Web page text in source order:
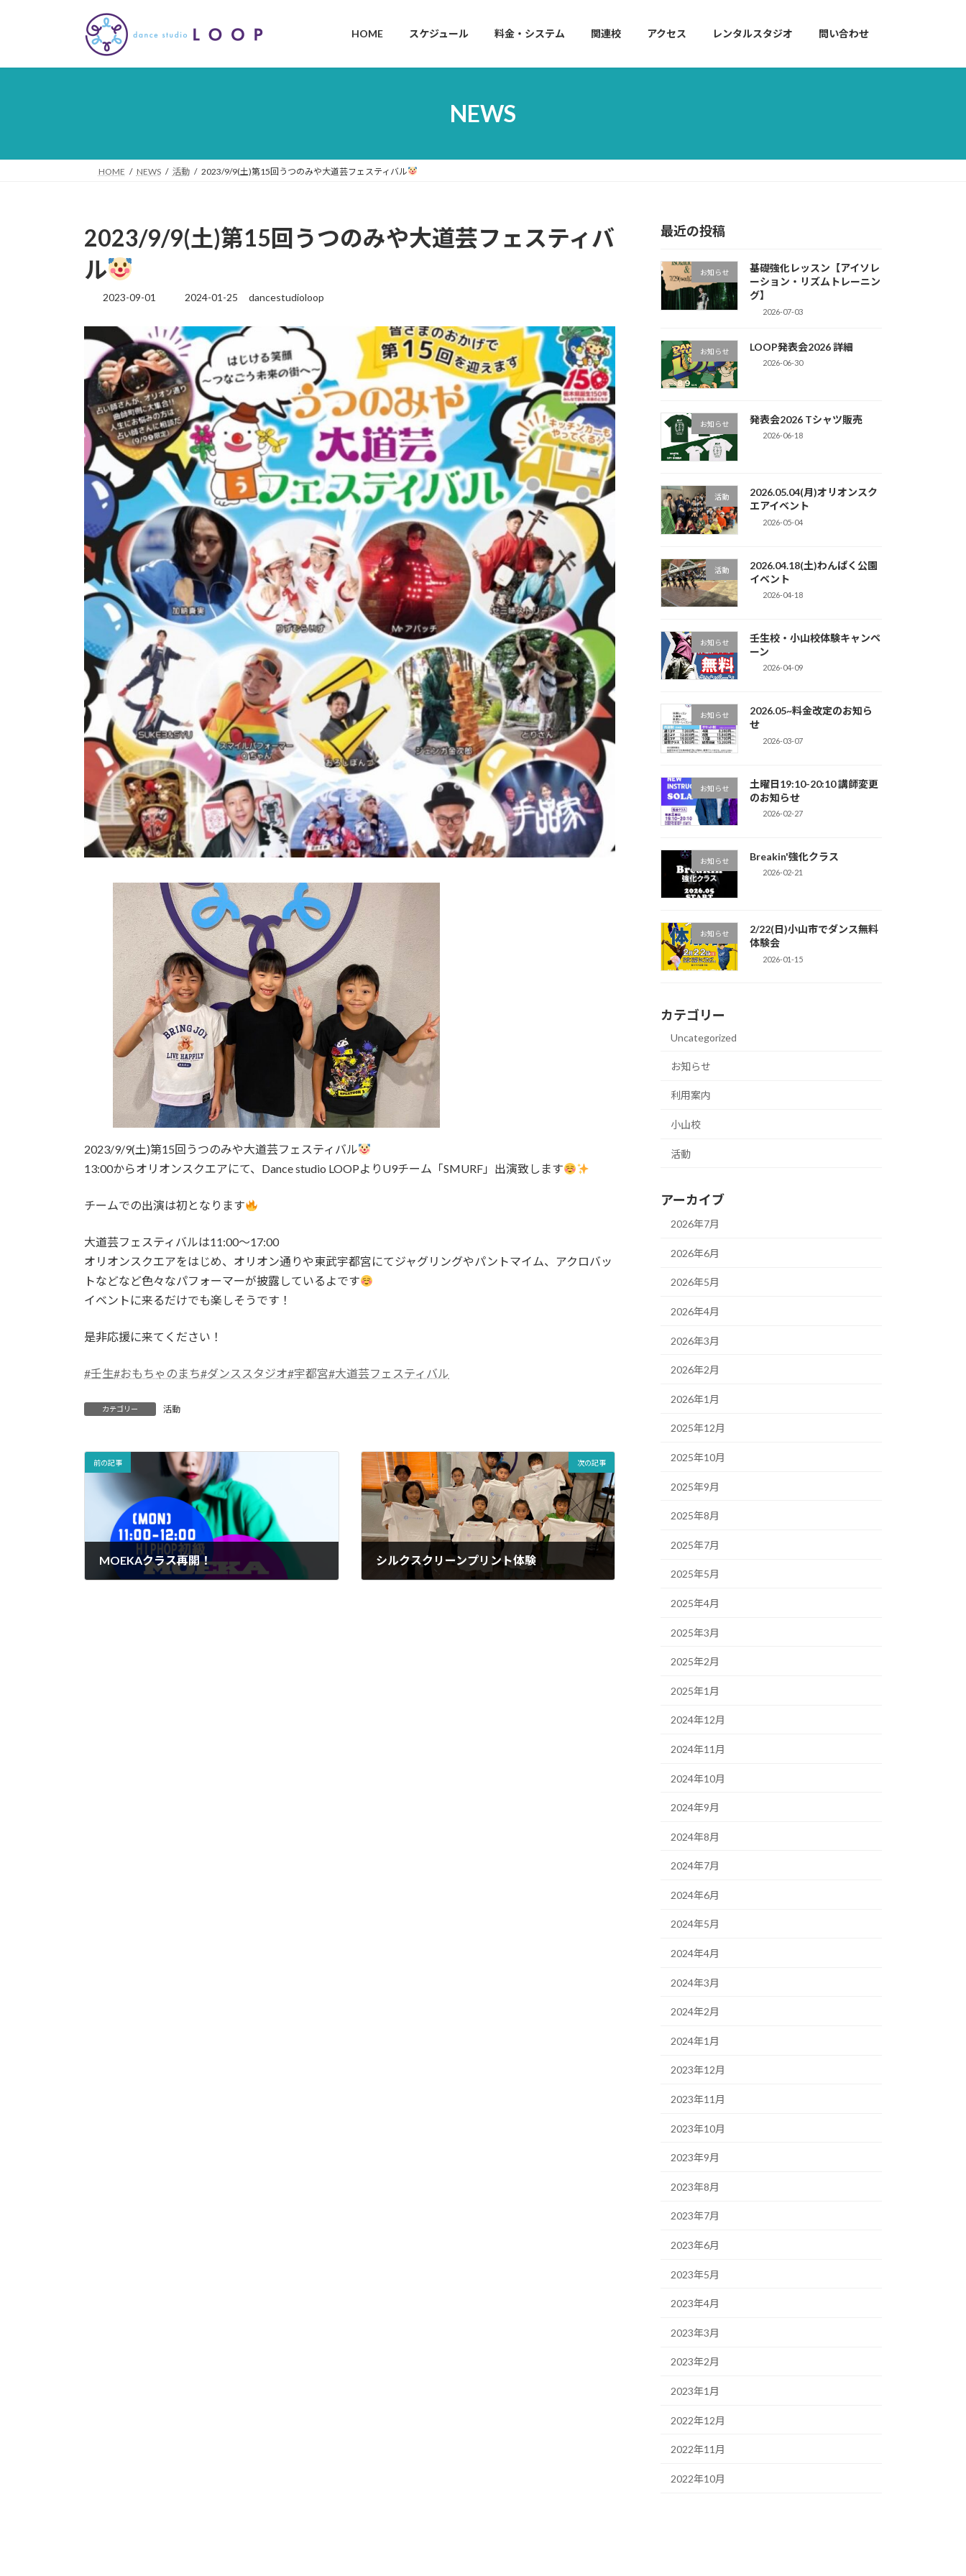
プ
動
HOME スケジュール 料金・システム 関連校 アクセス レンタルスタジオ 問い合わせ
NEWS
HOME NEWS 活動 2023/9/9(土)第15回うつのみや大道芸フェスティバル
2023/9/9(土)第15回うつのみや大道芸フェスティバ
ル
2023-09-01
最
更
新
日
時
:
2024-01-25 dancestudioloop
2023/9/9(土)第15回うつのみや大道芸フェスティバル
13:00からオリオンスクエアにて、Dance studio LOOPよりU9チーム「SMURF」出演致します
チームでの出演は初となります
大道芸フェスティバルは11:00〜17:00
オリオンスクエアをはじめ、オリオン通りや東武宇都宮にてジャグリングやパントマイム、アクロバッ
トなどなど色々なパフォーマーが披露しているよです
イベントに来るだけでも楽しそうです！
是非応援に来てください！
#壬生#おもちゃのまち#ダンススタジオ#宇都宮#大道芸フェスティバル
カテゴリー 活動
前の記事
MOEKAクラス再開！
次の記事
シルクスクリーンプリント体験
最近の投稿
お知らせ
基礎強化レッスン【アイソレ
ーション・リズムトレーニン
グ】
2026-07-03
お知らせ LOOP発表会2026 詳細
2026-06-30
お知らせ 発表会2026 Tシャツ販売
2026-06-18
活動
2026.05.04(月)オリオンスク
エアイベント
2026-05-04
活動
2026.04.18(土)わんぱく公園
イベント
2026-04-18
お知らせ
壬生校・小山校体験キャンペ
ーン
2026-04-09
お知らせ
2026.05~料金改定のお知ら
せ
2026-03-07
お知らせ
土曜日19:10-20:10 講師変更
のお知らせ
2026-02-27
お知らせ Breakin'強化クラス
2026-02-21
お知らせ
2/22(日)小山市でダンス無料
体験会
2026-01-15
カテゴリー
Uncategorized
お知らせ
利用案内
小山校
活動
アーカイブ
2026年7月
2026年6月
2026年5月
2026年4月
2026年3月
2026年2月
2026年1月
2025年12月
2025年10月
2025年9月
2025年8月
2025年7月
2025年5月
2025年4月
2025年3月
2025年2月
2025年1月
2024年12月
2024年11月
2024年10月
2024年9月
2024年8月
2024年7月
2024年6月
2024年5月
2024年4月
2024年3月
2024年2月
2024年1月
2023年12月
2023年11月
2023年10月
2023年9月
2023年8月
2023年7月
2023年6月
2023年5月
2023年4月
2023年3月
2023年2月
2023年1月
2022年12月
2022年11月
2022年10月